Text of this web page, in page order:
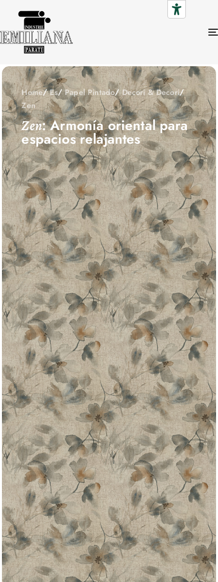
Home Es Papel Pintado
Decori & Decori
Zen
Zen: Armonía oriental para
espacios relajantes